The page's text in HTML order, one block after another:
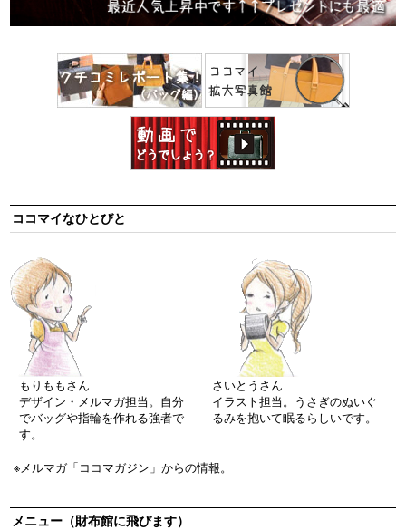
ココマイなひとびと
もりももさん
デザイン・メルマガ担当。自分
でバッグや指輪を作れる強者で
す。
さいとうさん
イラスト担当。うさぎのぬいぐ
るみを抱いて眠るらしいです。
※メルマガ「ココマガジン」からの情報。
メニュー（財布館に飛びます）